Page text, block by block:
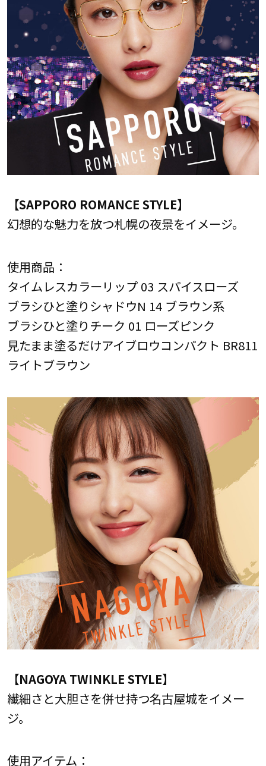
【SAPPORO ROMANCE STYLE】
幻想的な魅力を放つ札幌の夜景をイメージ。
使用商品：
タイムレスカラーリップ 03 スパイスローズ
ブラシひと塗りシャドウN 14 ブラウン系
ブラシひと塗りチーク 01 ローズピンク
見たまま塗るだけアイブロウコンパクト BR811
ライトブラウン
【NAGOYA TWINKLE STYLE】
繊細さと大胆さを併せ持つ名古屋城をイメー
ジ。
使用アイテム：